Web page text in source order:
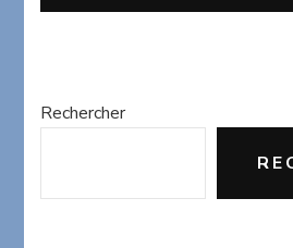
Rechercher